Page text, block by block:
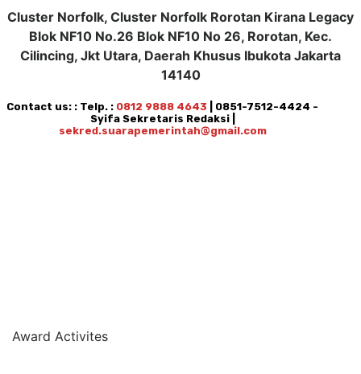
Cluster Norfolk, Cluster Norfolk Rorotan Kirana Legacy
Blok NF10 No.26 Blok NF10 No 26, Rorotan, Kec.
Cilincing, Jkt Utara, Daerah Khusus Ibukota Jakarta
14140
Contact us: : Telp. : 0812 9888 4643 | 0851-7512-4424 -
Syifa Sekretaris Redaksi |
sekred.suarapemerintah@gmail.com
Award Activites